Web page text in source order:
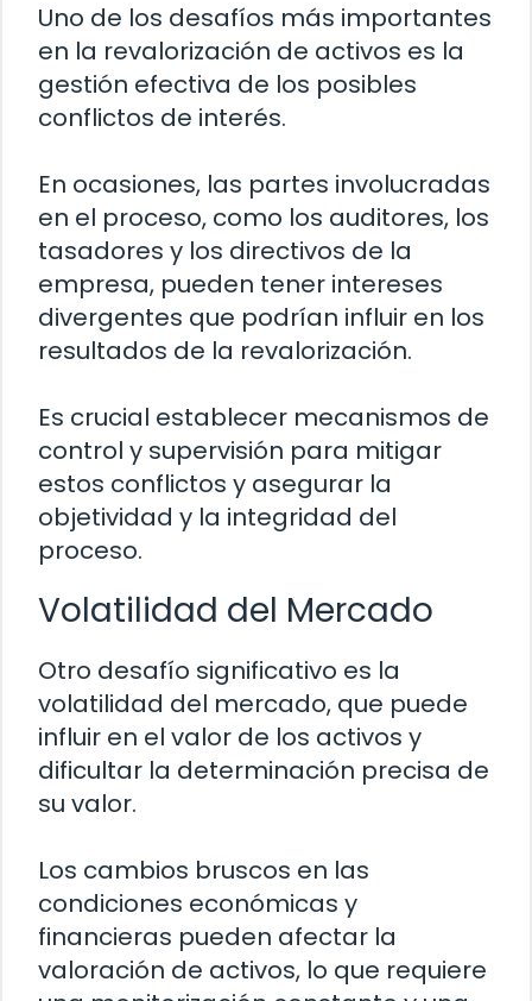
Uno de los desafíos más importantes
en la revalorización de activos es la
gestión efectiva de los posibles
conflictos de interés.
En ocasiones, las partes involucradas
en el proceso, como los auditores, los
tasadores y los directivos de la
empresa, pueden tener intereses
divergentes que podrían influir en los
resultados de la revalorización.
Es crucial establecer mecanismos de
control y supervisión para mitigar
estos conflictos y asegurar la
objetividad y la integridad del
proceso.
Volatilidad del Mercado
Otro desafío significativo es la
volatilidad del mercado, que puede
influir en el valor de los activos y
dificultar la determinación precisa de
su valor.
Los cambios bruscos en las
condiciones económicas y
financieras pueden afectar la
valoración de activos, lo que requiere